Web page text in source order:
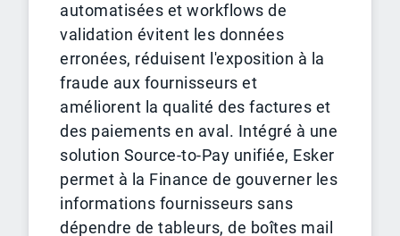
automatisées et workflows de
validation évitent les données
erronées, réduisent l'exposition à la
fraude aux fournisseurs et
améliorent la qualité des factures et
des paiements en aval. Intégré à une
solution Source-to-Pay unifiée, Esker
permet à la Finance de gouverner les
informations fournisseurs sans
dépendre de tableurs, de boîtes mail